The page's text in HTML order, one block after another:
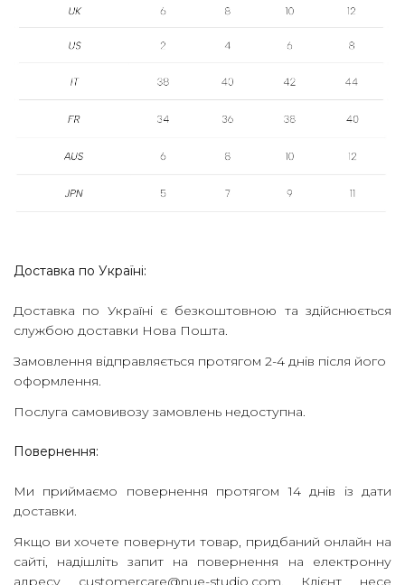
Доставка по Україні:
Доставка по Україні є безкоштовною та здійснюється
службою доставки Нова Пошта.
Замовлення відправляється протягом 2-4 днів після його
оформлення.
Послуга самовивозу замовлень недоступна.
Повернення:
Ми приймаємо повернення протягом 14 днів із дати
доставки.
Якщо ви хочете повернути товар, придбаний онлайн на
сайті, надішліть запит на повернення на електронну
адресу customercare@nue-studio.com. Клієнт несе